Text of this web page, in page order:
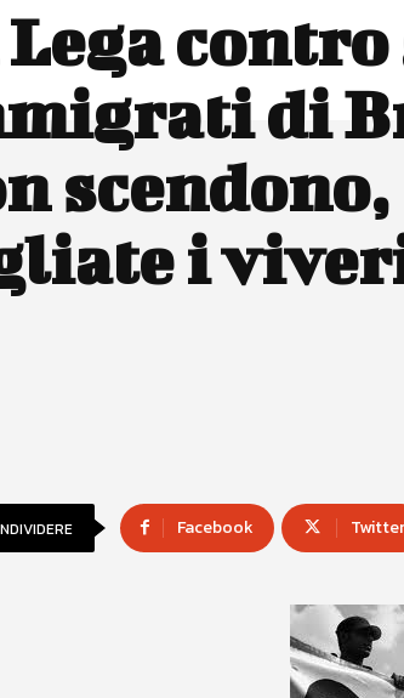
Lega
di
scendono,
i
Facebook Twitter